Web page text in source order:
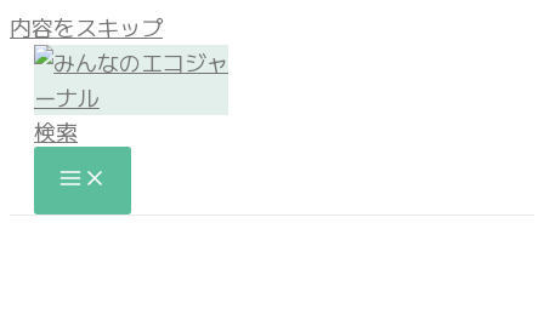
内容をスキップ
検索